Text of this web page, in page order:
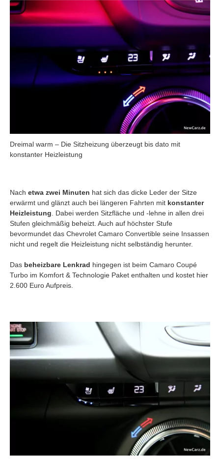
Dreimal warm – Die Sitzheizung überzeugt bis dato mit
konstanter Heizleistung
Nach etwa zwei Minuten hat sich das dicke Leder der Sitze
erwärmt und glänzt auch bei längeren Fahrten mit konstanter
Heizleistung . Dabei werden Sitzfläche und -lehne in allen drei
Stufen gleichmäßig beheizt. Auch auf höchster Stufe
bevormundet das Chevrolet Camaro Convertible seine Insassen
nicht und regelt die Heizleistung nicht selbständig herunter.
Das beheizbare Lenkrad hingegen ist beim Camaro Coupé
Turbo im Komfort & Technologie Paket enthalten und kostet hier
2.600 Euro Aufpreis.